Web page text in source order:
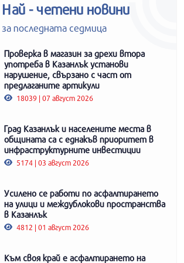
Най - четени новини
за последната седмица
Проверка в магазин за дрехи втора
употреба в Казанлък установи
нарушение, свързано с част от
предлаганите артикули
18039 | 07 август 2026
Град Казанлък и населените места в
общината са с еднакъв приоритет в
инфраструктурните инвестиции
5174 | 03 август 2026
Усилено се работи по асфалтирането
на улици и междублокови пространства
в Казанлък
4812 | 01 август 2026
Към своя край е асфалтирането на